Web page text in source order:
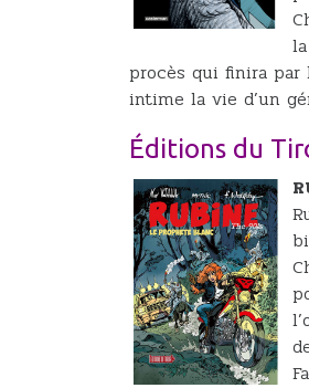
procès qui finira par
intime la vie d’un
Éditions du